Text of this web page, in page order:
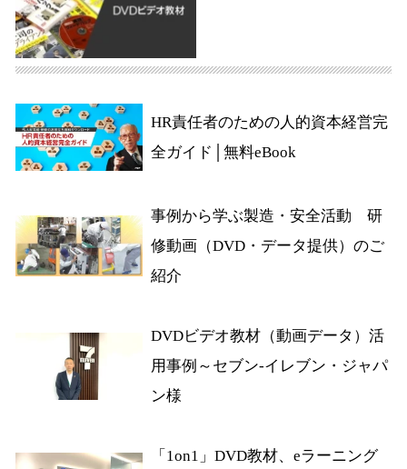
HR責任者のための人的資本経営完
全ガイド│無料eBook
事例から学ぶ製造・安全活動 研
修動画（DVD・データ提供）のご
紹介
DVDビデオ教材（動画データ）活
用事例～セブン‐イレブン・ジャパ
ン様
「1on1」DVD教材、eラーニング